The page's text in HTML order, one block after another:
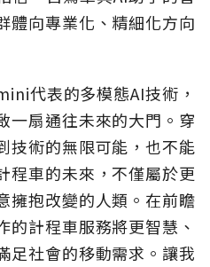
體向專業化、精細化方向
代表的多模態AI技術，
一扇通往未來的大門。穿
技術的無限可能，也不能
程車的未來，不僅屬於更
擁抱改變的人類。在前瞻
的計程車服務將更智慧、
足社會的移動需求。讓我